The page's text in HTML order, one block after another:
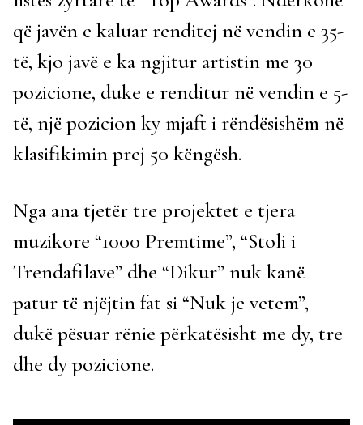
që javën e kaluar renditej në vendin e 35-
të, kjo javë e ka ngjitur artistin me 30
pozicione, duke e renditur në vendin e 5-
të, një pozicion ky mjaft i rëndësishëm në
klasifikimin prej 50 këngësh.
Nga ana tjetër tre projektet e tjera
muzikore “1000 Premtime”, “Stoli i
Trendafilave” dhe “Dikur” nuk kanë
patur të njëjtin fat si “Nuk je vetem”,
dukë pësuar rënie përkatësisht me dy, tre
dhe dy pozicione.